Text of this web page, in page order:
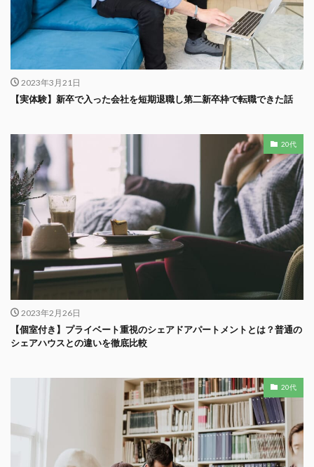
2023年3月21日
【実体験】新卒で入った会社を短期退職し第二新卒枠で転職できた話
20代
2023年2月26日
【個室付き】プライベート重視のシェアドアパートメントとは？普通の
シェアハウスとの違いを徹底比較
20代